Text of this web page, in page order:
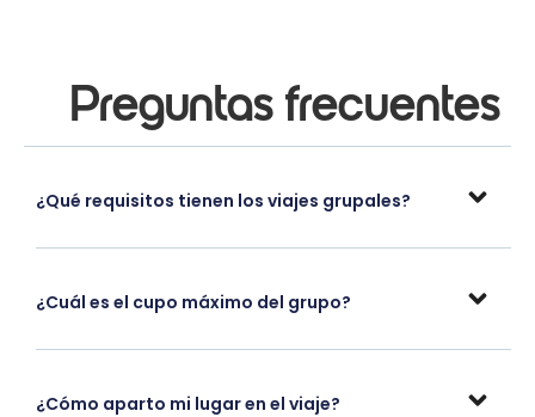
Preguntas frecuentes
¿Qué requisitos tienen los viajes grupales?
¿Cuál es el cupo máximo del grupo?
¿Cómo aparto mi lugar en el viaje?